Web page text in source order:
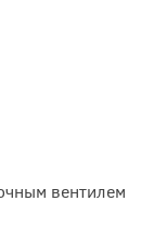
вентилем